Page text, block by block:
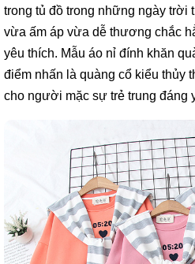
trong tủ đồ trong những ngày trời
vừa ấm áp vừa dễ thương chắc
yêu thích. Mẫu áo nỉ đính khăn
điểm nhấn là quàng cổ kiểu thủy
cho người mặc sự trẻ trung đáng